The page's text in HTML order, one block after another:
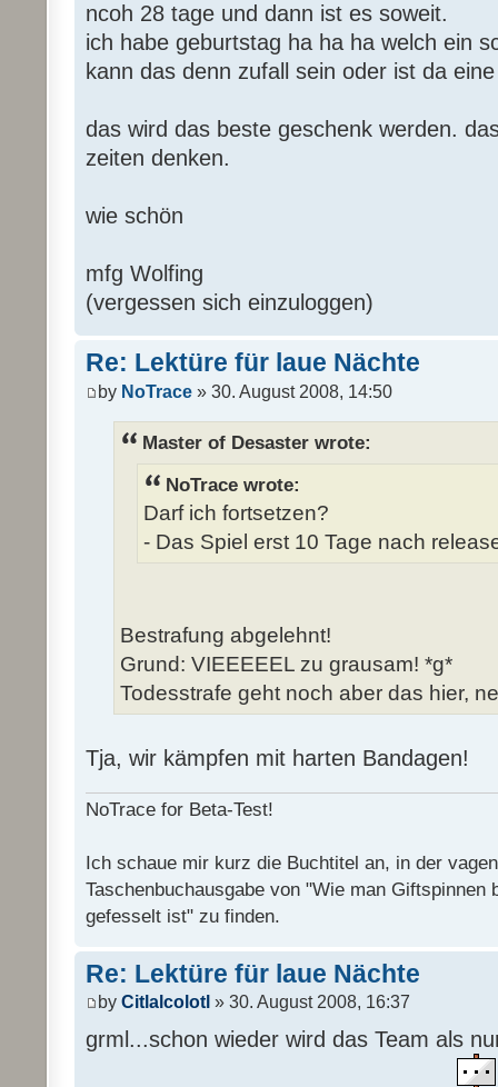
ncoh 28 tage und dann ist es soweit.
ich habe geburtstag ha ha ha welch ein
kann das denn zufall sein oder ist da
das wird das beste geschenk werden.
zeiten denken.
wie schön
mfg Wolfing
(vergessen sich einzuloggen)
Re: Lektüre für laue Nächte
by NoTrace » 30. August 2008, 14:50
Master of Desaster wrote:
NoTrace wrote:
Darf ich fortsetzen?
- Das Spiel erst 10 Tage nach
Bestrafung abgelehnt!
Grund: VIEEEEEL zu grausam! *g*
Todesstrafe geht noch aber das hier,
Tja, wir kämpfen mit harten Bandagen!
NoTrace for Beta-Test!
Ich schaue mir kurz die Buchtitel an, in der
Taschenbuchausgabe von "Wie man Giftspinnen
gefesselt ist" zu finden.
Re: Lektüre für laue Nächte
by Citlalcolotl » 30. August 2008, 16:37
grml...schon wieder wird das Team als